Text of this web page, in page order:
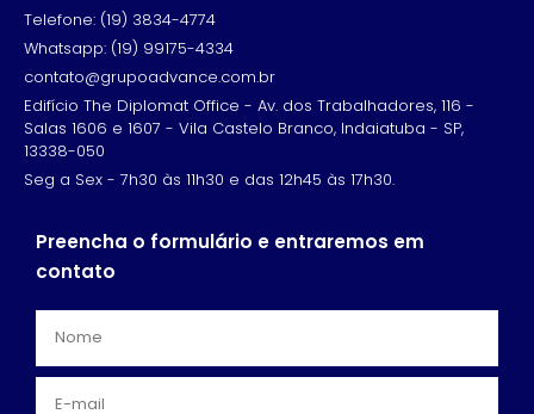
Telefone: (19) 3834-4774
Whatsapp: (19) 99175-4334
contato@grupoadvance.com.br
Edifício The Diplomat Office - Av. dos Trabalhadores, 116 -
Salas 1606 e 1607 - Vila Castelo Branco, Indaiatuba - SP,
13338-050
Seg a Sex - 7h30 às 11h30 e das 12h45 às 17h30.
Preencha o formulário e entraremos em
contato